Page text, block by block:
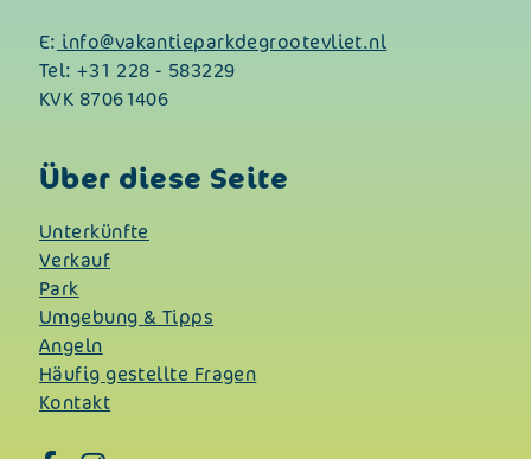
E: info@vakantieparkdegrootevliet.nl
Tel:+31 228 - 583229
KVK 87061406
Über diese Seite
Unterkünfte
Verkauf
Park
Umgebung & Tipps
Angeln
Häufig gestellte Fragen
Kontakt